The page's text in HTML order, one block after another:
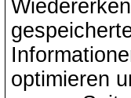
optimieren